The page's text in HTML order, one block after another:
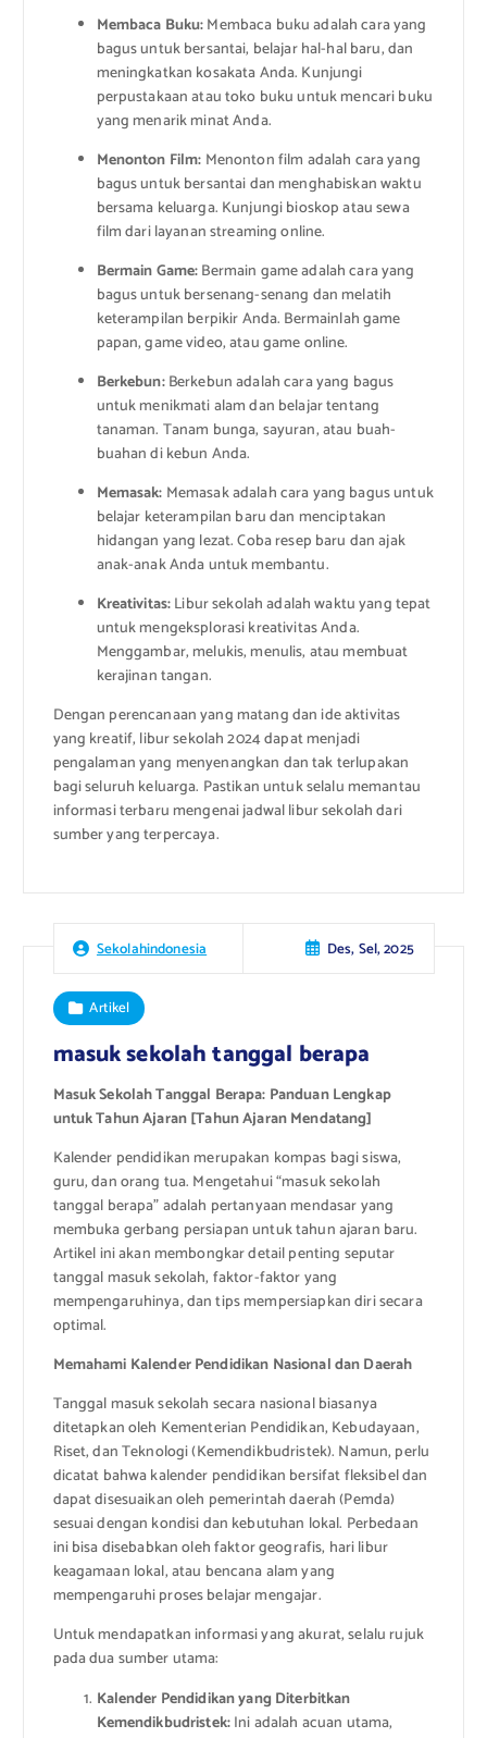
Membaca Buku:Membaca buku adalah cara yang
bagus untuk bersantai, belajar hal-hal baru, dan
meningkatkan kosakata Anda. Kunjungi
perpustakaan atau toko buku untuk mencari buku
yang menarik minat Anda.
Menonton Film: Menonton film adalah cara yang
bagus untuk bersantai dan menghabiskan waktu
bersama keluarga. Kunjungi bioskop atau sewa
film dari layanan streaming online.
Bermain Game:Bermain game adalah cara yang
bagus untuk bersenang-senang dan melatih
keterampilan berpikir Anda. Bermainlah game
papan, game video, atau game online.
Berkebun:Berkebun adalah cara yang bagus
untuk menikmati alam dan belajar tentang
tanaman. Tanam bunga, sayuran, atau buah-
buahan di kebun Anda.
Memasak: Memasak adalah cara yang bagus untuk
belajar keterampilan baru dan menciptakan
hidangan yang lezat. Coba resep baru dan ajak
anak-anak Anda untuk membantu.
Kreativitas:Libur sekolah adalah waktu yang tepat
untuk mengeksplorasi kreativitas Anda.
Menggambar, melukis, menulis, atau membuat
kerajinan tangan.
Dengan perencanaan yang matang dan ide aktivitas
yang kreatif, libur sekolah 2024 dapat menjadi
pengalaman yang menyenangkan dan tak terlupakan
bagi seluruh keluarga. Pastikan untuk selalu memantau
informasi terbaru mengenai jadwal libur sekolah dari
sumber yang terpercaya.
Sekolahindonesia Des, Sel, 2025
Artikel
masuk sekolah tanggal berapa
Masuk Sekolah Tanggal Berapa: Panduan Lengkap
untuk Tahun Ajaran [Tahun Ajaran Mendatang]
Kalender pendidikan merupakan kompas bagi siswa,
guru, dan orang tua. Mengetahui “masuk sekolah
tanggal berapa” adalah pertanyaan mendasar yang
membuka gerbang persiapan untuk tahun ajaran baru.
Artikel ini akan membongkar detail penting seputar
tanggal masuk sekolah, faktor-faktor yang
mempengaruhinya, dan tips mempersiapkan diri secara
optimal.
Memahami Kalender Pendidikan Nasional dan Daerah
Tanggal masuk sekolah secara nasional biasanya
ditetapkan oleh Kementerian Pendidikan, Kebudayaan,
Riset, dan Teknologi (Kemendikbudristek). Namun, perlu
dicatat bahwa kalender pendidikan bersifat fleksibel dan
dapat disesuaikan oleh pemerintah daerah (Pemda)
sesuai dengan kondisi dan kebutuhan lokal. Perbedaan
ini bisa disebabkan oleh faktor geografis, hari libur
keagamaan lokal, atau bencana alam yang
mempengaruhi proses belajar mengajar.
Untuk mendapatkan informasi yang akurat, selalu rujuk
pada dua sumber utama:
Kalender Pendidikan yang Diterbitkan
Kemendikbudristek:Ini adalah acuan utama,